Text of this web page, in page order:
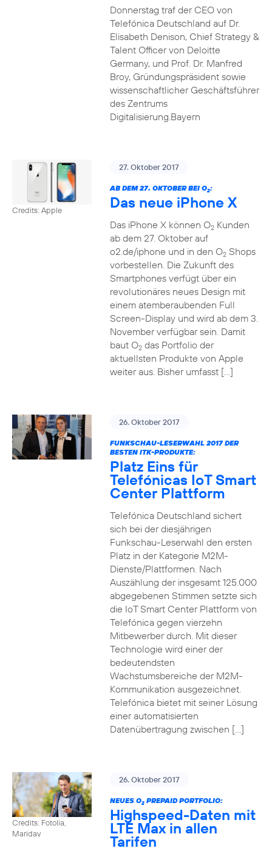
Donnerstag traf der CEO von
Telefónica Deutschland auf Dr.
Elisabeth Denison, Chief Strategy &
Talent Officer von Deloitte
Germany, und Prof. Dr. Manfred
Broy, Gründungspräsident sowie
wissenschaftlicher Geschäftsführer
des Zentrums
Digitalisierung.Bayern
Credits: Apple
27. Oktober 2017
AB DEM 27. OKTOBER BEI O2:
Das neue iPhone X
Das iPhone X können O2Kunden
ab dem 27. Oktober auf
o2.de/iphone und in den O2Shops
vorbestellen. Die Zukunft des
Smartphones verfügt über ein
revolutionäres neues Design mit
einem atemberaubenden Full
Screen-Display und wird ab dem 3.
November verfügbar sein. Damit
baut O2das Portfolio der
aktuellsten Produkte von Apple
weiter aus. Bisher umfasst […]
26. Oktober 2017
FUNKSCHAU-LESERWAHL 2017 DER
BESTEN ITK-PRODUKTE:
Platz Eins für
Telefónicas IoT Smart
Center Plattform
Telefónica Deutschland sichert
sich bei der diesjährigen
Funkschau-Leserwahl den ersten
Platz in der Kategorie M2M-
Dienste/Plattformen. Nach
Auszählung der insgesamt 125.000
abgegebenen Stimmen setzte sich
die IoT Smart Center Plattform von
Telefónica gegen vierzehn
Mitbewerber durch. Mit dieser
Technologie wird einer der
bedeutendsten
Wachstumsbereiche der M2M-
Kommunikation ausgezeichnet.
Telefónica bietet mit seiner Lösung
einer automatisierten
Datenübertragung zwischen […]
Credits: Fotolia,
Maridav
26. Oktober 2017
NEUES O2PREPAID PORTFOLIO:
Highspeed-Daten mit
LTE Max in allen
Tarifen